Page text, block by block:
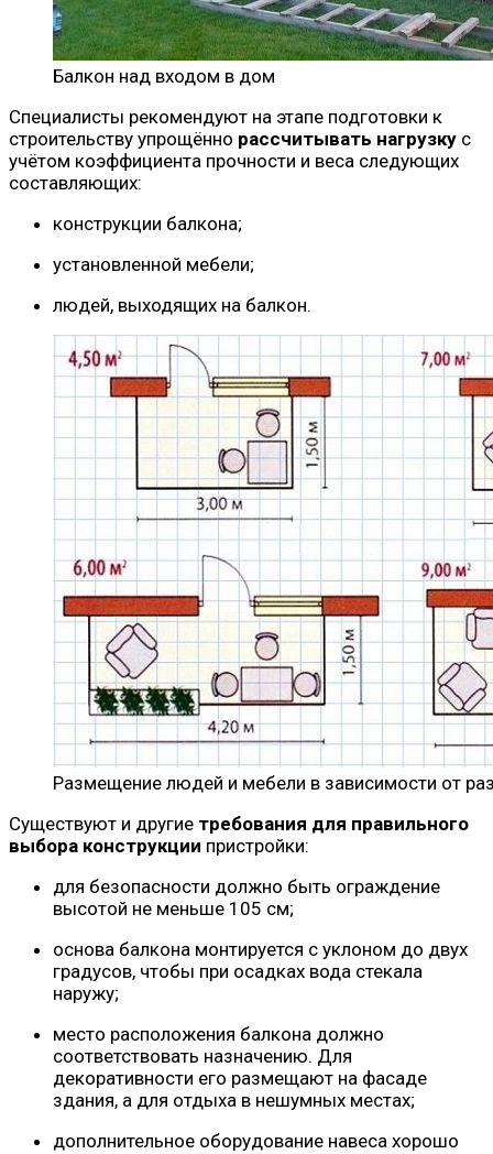
Балкон над входом в дом
Специалисты рекомендуют на этапе подготовки к
строительству упрощённо рассчитывать нагрузку с
учётом коэффициента прочности и веса следующих
составляющих:
конструкции балкона;
установленной мебели;
людей, выходящих на балкон.
Размещение людей и мебели в зависимости от
Существуют и другие требования для правильного
выбора конструкции пристройки:
для безопасности должно быть ограждение
высотой не меньше 105 см;
основа балкона монтируется с уклоном до двух
градусов, чтобы при осадках вода стекала
наружу;
место расположения балкона должно
соответствовать назначению. Для
декоративности его размещают на фасаде
здания, а для отдыха в нешумных местах;
дополнительное оборудование навеса хорошо